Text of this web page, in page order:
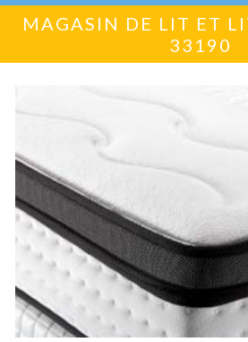
MAGASIN DE LIT ET
33190